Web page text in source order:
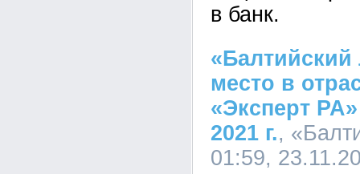
в банк.
«Балтийский
место в
«Эксперт
2021 г.,
01:59,